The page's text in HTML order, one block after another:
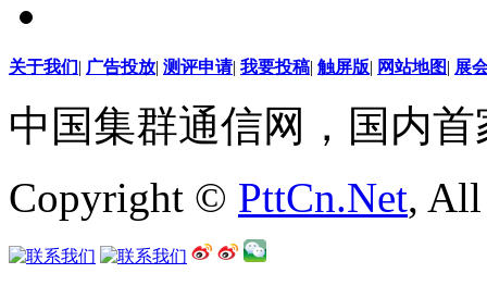
关于我们| 广告投放| 测评申请| 我要投稿| 触屏版| 网站地图| 展
中国集群通信网，国内
Copyright © PttCn.Net,